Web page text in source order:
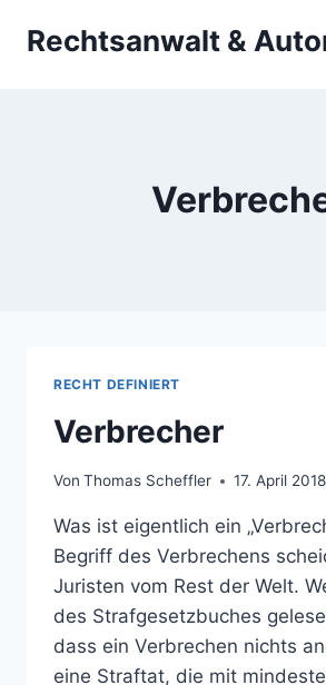
InhaltRechtsanwalt &
RECHT DEFINIERT
Verbrecher
Von Thomas Scheffler 17. April 2018
Was ist eigentlich ein
Begriff des Verbrechens
Juristen vom Rest der Welt.
des Strafgesetzbuches
dass ein Verbrechen nichts
eine Straftat, die mit